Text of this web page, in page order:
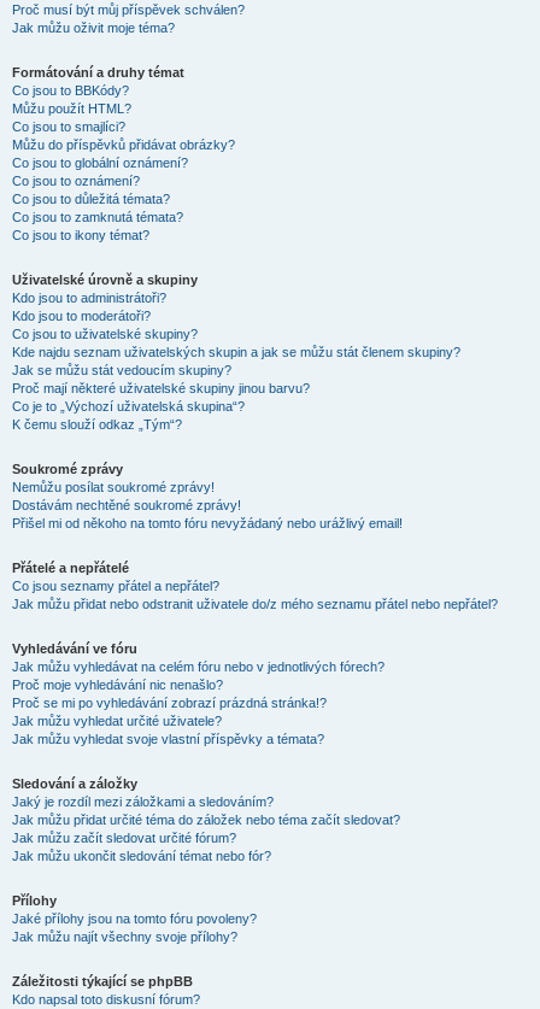
Proč musí být můj příspěvek schválen?
Jak můžu oživit moje téma?
Formátování a druhy témat
Co jsou to BBKódy?
Můžu použít HTML?
Co jsou to smajlíci?
Můžu do příspěvků přidávat obrázky?
Co jsou to globální oznámení?
Co jsou to oznámení?
Co jsou to důležitá témata?
Co jsou to zamknutá témata?
Co jsou to ikony témat?
Uživatelské úrovně a skupiny
Kdo jsou to administrátoři?
Kdo jsou to moderátoři?
Co jsou to uživatelské skupiny?
Kde najdu seznam uživatelských skupin a jak se můžu stát členem skupiny?
Jak se můžu stát vedoucím skupiny?
Proč mají některé uživatelské skupiny jinou barvu?
Co je to „Výchozí uživatelská skupina“?
K čemu slouží odkaz „Tým“?
Soukromé zprávy
Nemůžu posílat soukromé zprávy!
Dostávám nechtěné soukromé zprávy!
Přišel mi od někoho na tomto fóru nevyžádaný nebo urážlivý email!
Přátelé a nepřátelé
Co jsou seznamy přátel a nepřátel?
Jak můžu přidat nebo odstranit uživatele do/z mého seznamu přátel nebo nepřátel?
Vyhledávání ve fóru
Jak můžu vyhledávat na celém fóru nebo v jednotlivých fórech?
Proč moje vyhledávání nic nenašlo?
Proč se mi po vyhledávání zobrazí prázdná stránka!?
Jak můžu vyhledat určité uživatele?
Jak můžu vyhledat svoje vlastní příspěvky a témata?
Sledování a záložky
Jaký je rozdíl mezi záložkami a sledováním?
Jak můžu přidat určité téma do záložek nebo téma začít sledovat?
Jak můžu začít sledovat určité fórum?
Jak můžu ukončit sledování témat nebo fór?
Přílohy
Jaké přílohy jsou na tomto fóru povoleny?
Jak můžu najít všechny svoje přílohy?
Záležitosti týkající se phpBB
Kdo napsal toto diskusní fórum?